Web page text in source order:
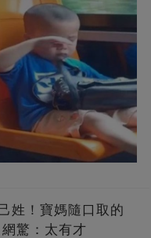
姓！寶媽隨口取的
驚：太有才